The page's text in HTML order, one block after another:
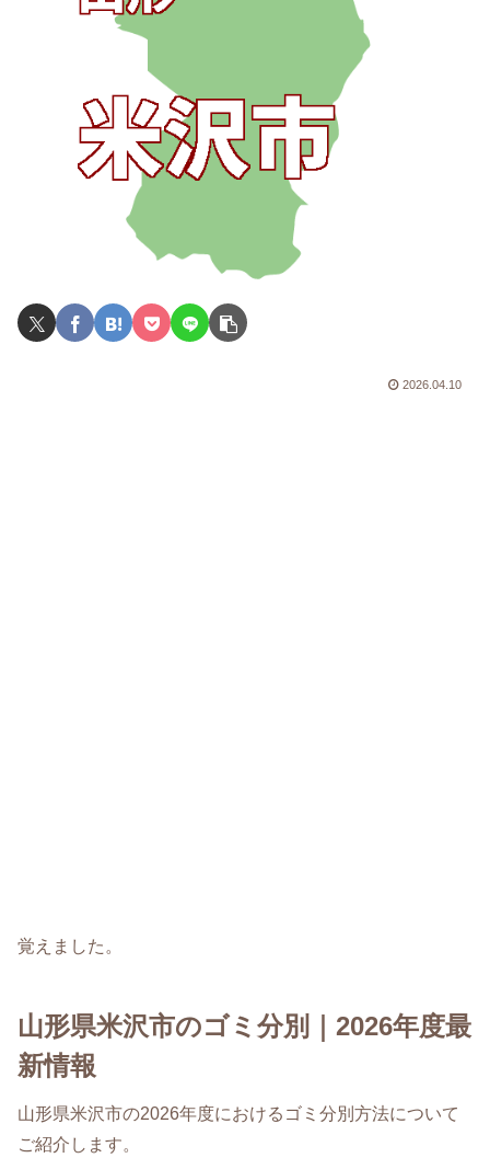
2026.04.10
覚えました。
山形県米沢市のゴミ分別｜2026年度最
新情報
山形県米沢市の2026年度におけるゴミ分別方法について
ご紹介します。